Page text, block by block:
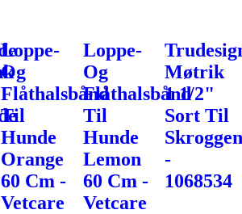
Loppe-
Og
Flåthalsbånd
Til
Hunde
Orange
60 Cm -
Vetcare
Loppe-
Og
Flåthalsbånd
Til
Hunde
Lemon
60 Cm -
Vetcare
Møtrik
1 1/2"
Sort Til
-
1068534